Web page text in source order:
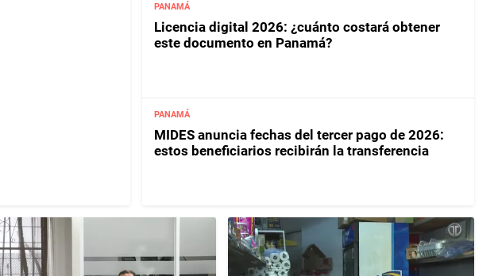
PANAMÁ
Licencia digital 2026: ¿cuánto costará obtener
este documento en Panamá?
PANAMÁ
MIDES anuncia fechas del tercer pago de 2026:
estos beneficiarios recibirán la transferencia